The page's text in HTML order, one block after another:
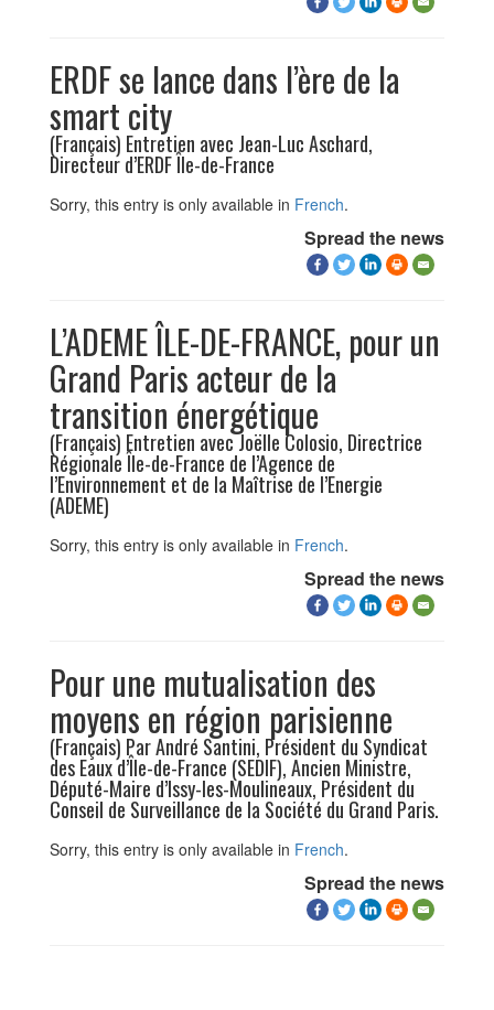
ERDF se lance dans l’ère de la
smart city
(Français) Entretien avec Jean-Luc Aschard,
Directeur d’ERDF Île-de-France
Sorry, this entry is only available in French.
Spread the news
L’ADEME ÎLE-DE-FRANCE, pour un
Grand Paris acteur de la
transition énergétique
(Français) Entretien avec Joëlle Colosio, Directrice
Régionale Île-de-France de l’Agence de
l’Environnement et de la Maîtrise de l’Energie
(ADEME)
Sorry, this entry is only available in French.
Spread the news
Pour une mutualisation des
moyens en région parisienne
(Français) Par André Santini, Président du Syndicat
des Eaux d’Île-de-France (SEDIF), Ancien Ministre,
Député-Maire d’Issy-les-Moulineaux, Président du
Conseil de Surveillance de la Société du Grand Paris.
Sorry, this entry is only available in French.
Spread the news